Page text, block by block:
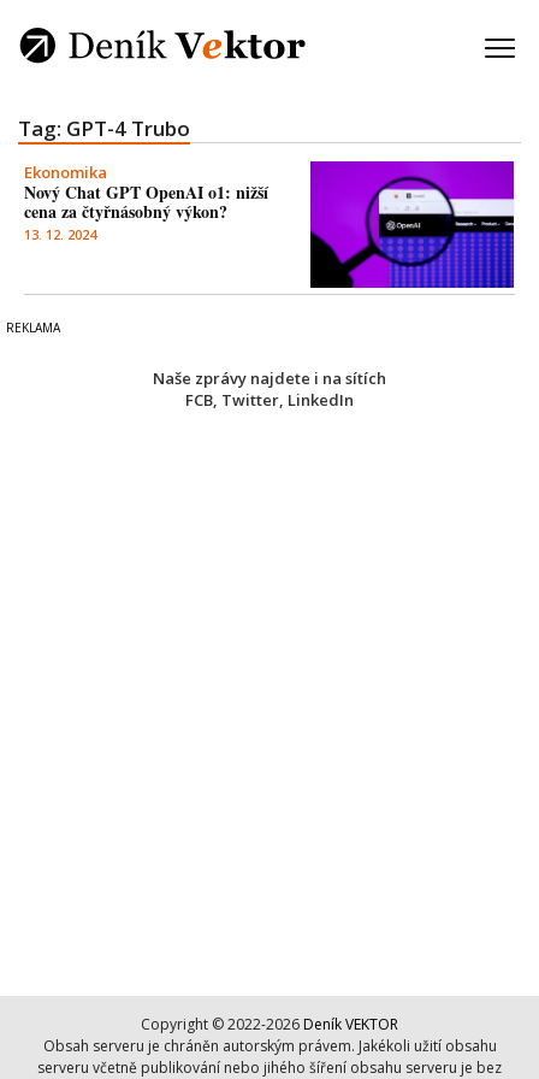
Tag: GPT-4 Trubo
Ekonomika
Nový Chat GPT OpenAI o1: nižší
cena za čtyřnásobný výkon?
13. 12. 2024
Naše zprávy najdete i na sítích
FCB, Twitter, LinkedIn
Copyright © 2022-2026 Deník VEKTOR
Obsah serveru je chráněn autorským právem. Jakékoli užití obsahu
serveru včetně publikování nebo jihého šíření obsahu serveru je bez